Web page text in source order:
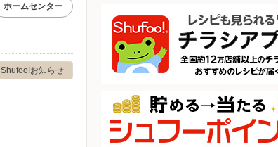
ホームセンター
Shufoo!お知らせ